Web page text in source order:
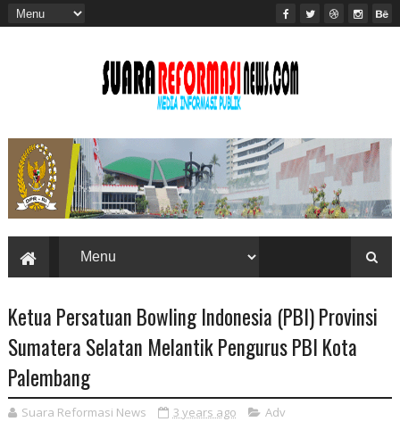
Ketua Persatuan Bowling Indonesia (PBI) Provinsi
Sumatera Selatan Melantik Pengurus PBI Kota
Palembang
Suara Reformasi News 3 years ago Adv